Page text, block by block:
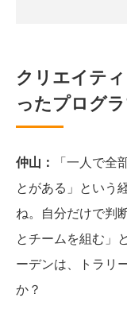
クリエイテ
ったプログ
仲山：
「一人で全
とがある」という
ね。自分だけで判
とチームを組む」
ーデンは、トラリ
か？